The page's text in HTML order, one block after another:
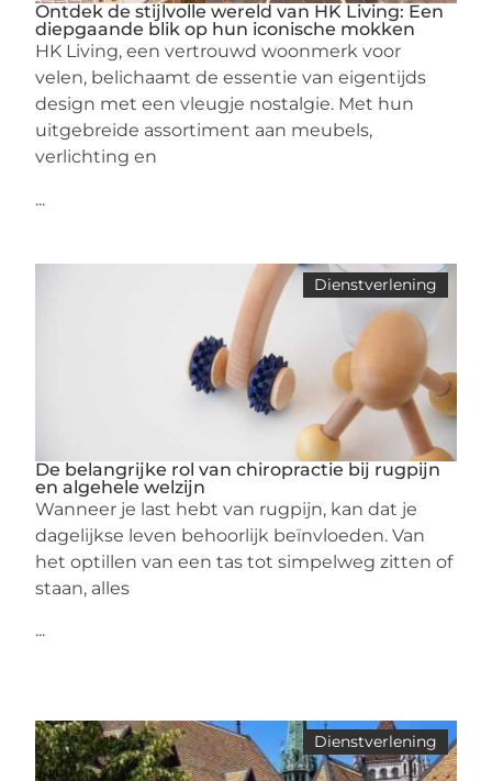
Ontdek de stijlvolle wereld van HK Living: Een
diepgaande blik op hun iconische mokken
HK Living, een vertrouwd woonmerk voor
velen, belichaamt de essentie van eigentijds
design met een vleugje nostalgie. Met hun
uitgebreide assortiment aan meubels,
verlichting en
...
Dienstverlening
De belangrijke rol van chiropractie bij rugpijn
en algehele welzijn
Wanneer je last hebt van rugpijn, kan dat je
dagelijkse leven behoorlijk beïnvloeden. Van
het optillen van een tas tot simpelweg zitten of
staan, alles
...
Dienstverlening